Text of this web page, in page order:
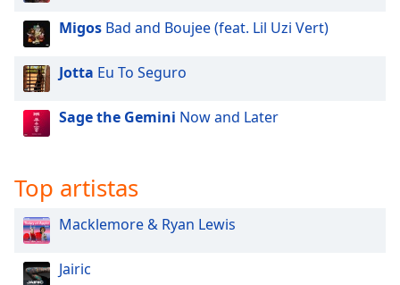
Opacity
Caption
Area
Background
Opacity
Size
Migos Bad and Boujee (feat. Lil Uzi Vert)
Jotta Eu To Seguro
Sage the Gemini Now and Later
Top artistas
Macklemore & Ryan Lewis
Jairic